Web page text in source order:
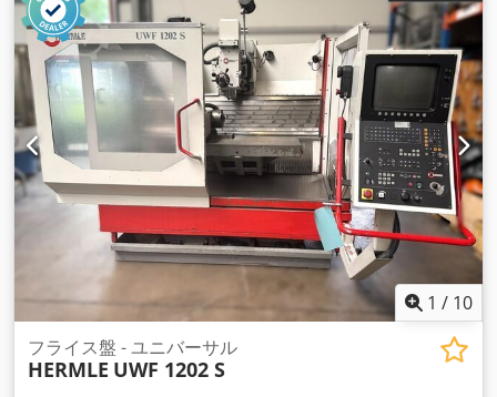
1 / 10
フライス盤 - ユニバーサル
HERMLE UWF 1202 S